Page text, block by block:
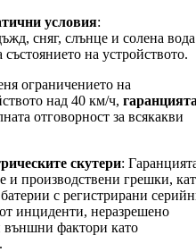
условия:
сняг, слънце и солена вода
на устройството.
ограничението на
над 40 км/ч,
отговорност за всякакви
скутери:
и производствени грешки,
с регистрирани
инциденти, неразрешено
външни фактори като